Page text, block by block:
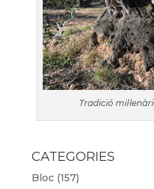
Tradició
CATEGORIES
Bloc(157)